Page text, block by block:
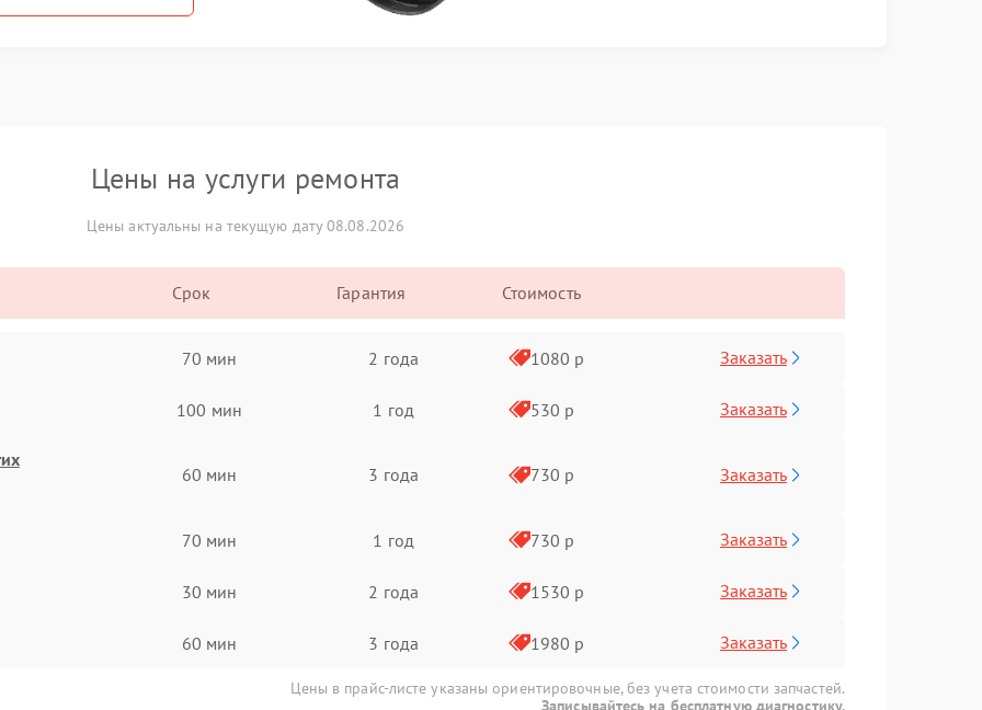
Цены на услуги ремонта
Цены актуальны на текущую дату 08.08.2026
Срок Гарантия Стоимость
70 мин 2 года 1080 р Заказать
100 мин 1 год 530 р Заказать
60 мин 3 года 730 р Заказать
70 мин 1 год 730 р Заказать
30 мин 2 года 1530 р Заказать
60 мин 3 года 1980 р Заказать
Цены в прайс-листе указаны ориентировочные, без учета стоимости запчастей.
Записывайтесь на бесплатную диагностику.